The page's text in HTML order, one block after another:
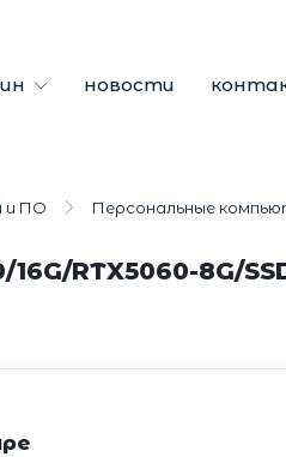
новости
и ПО Персональные
RTX5060-8G/